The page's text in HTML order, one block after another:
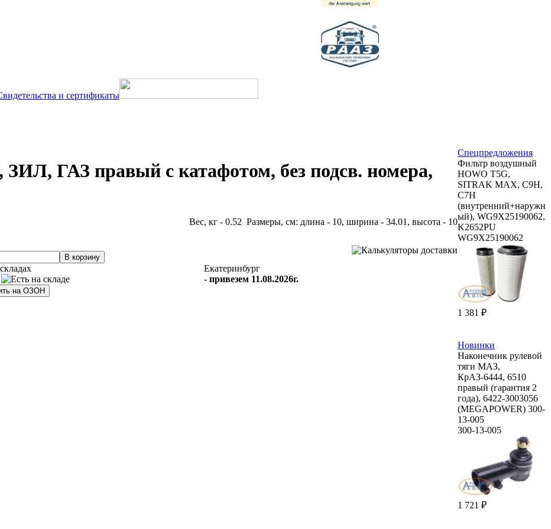
и сертификаты
ГАЗ правый с катафотом, без подсв. номера,
Вес, кг - 0.52 Размеры, см: длина - 10, ширина - 34.01, высота - 10
Екатеринбург
- привезем 11.08.2026г.
на ОЗОН
Спецпредложения
Фильтр воздушный
HOWO T5G,
SITRAK MAX, C9H,
C7H
(внутренний+наружн
ый), WG9X25190062,
K2652PU
WG9X25190062
1 381 ₽
Новинки
Наконечник рулевой
тяги МАЗ,
КрАЗ-6444, 6510
правый (гарантия 2
года), 6422-3003056
(MEGAPOWER) 300-
13-005
300-13-005
1 721 ₽